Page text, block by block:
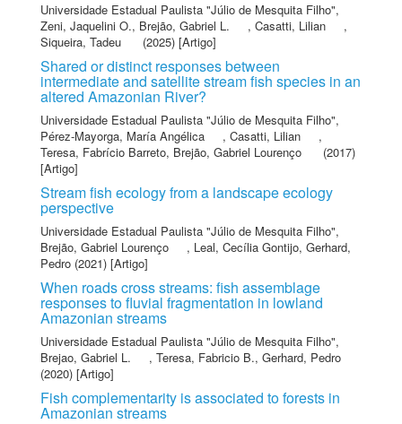
Universidade Estadual Paulista "Júlio de Mesquita Filho",
Zeni, Jaquelini O., Brejão, Gabriel L. , Casatti, Lilian
,
Siqueira, Tadeu
(2025) [Artigo]
Shared or distinct responses between
intermediate and satellite stream fish species in an
altered Amazonian River?
Universidade Estadual Paulista "Júlio de Mesquita Filho",
Pérez-Mayorga, María Angélica
, Casatti, Lilian
,
Teresa, Fabrício Barreto, Brejão, Gabriel Lourenço
(2017)
[Artigo]
Stream fish ecology from a landscape ecology
perspective
Universidade Estadual Paulista "Júlio de Mesquita Filho",
Brejão, Gabriel Lourenço
, Leal, Cecília Gontijo, Gerhard,
Pedro (2021) [Artigo]
When roads cross streams: fish assemblage
responses to fluvial fragmentation in lowland
Amazonian streams
Universidade Estadual Paulista "Júlio de Mesquita Filho",
Brejao, Gabriel L.
, Teresa, Fabricio B., Gerhard, Pedro
(2020) [Artigo]
Fish complementarity is associated to forests in
Amazonian streams